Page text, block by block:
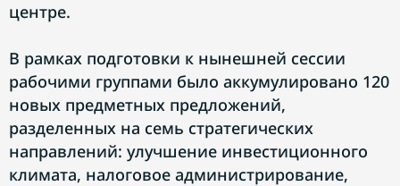
центре.
В рамках подготовки к нынешней сессии
рабочими группами было аккумулировано 120
новых предметных предложений,
разделенных на семь стратегических
направлений: улучшение инвестиционного
климата, налоговое администрирование,